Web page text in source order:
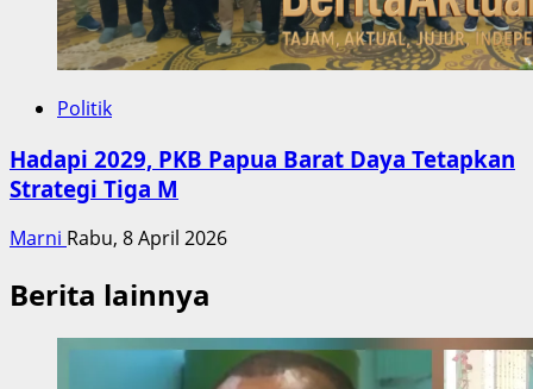
Politik
Hadapi 2029, PKB Papua Barat Daya Tetapkan
Strategi Tiga M
Marni Rabu, 8 April 2026
Berita lainnya